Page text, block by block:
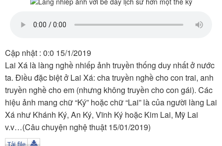
Sân khấu
Thiếu nhi
Kết nối VOV6
Cập nhật : 0:0 15/1/2019
Lai Xá là làng nghề nhiếp ảnh truyền thống duy nhất ở nước
ta. Điều đặc biệt ở Lai Xá: cha truyền nghề cho con trai, anh
truyền nghề cho em (nhưng không truyền cho con gái). Các
hiệu ảnh mang chữ “Ký” hoặc chữ “Lai” là của người làng Lai
Xá như Khánh Ký, An Ký, Vĩnh Ký hoặc Kim Lai, Mỹ Lai
v.v…(Câu chuyện nghệ thuật 15/01/2019)